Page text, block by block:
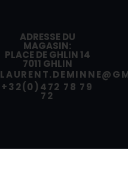
ADRESSE DU
MAGASIN:
PLACE DE GHLIN 14
7011 GHLIN
+32(0)472 78 79
72